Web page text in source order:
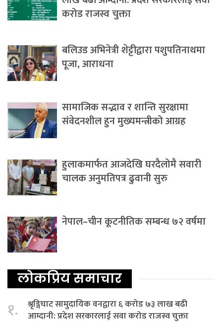
करोड राजस्व चुक्ता
बलिउड अभिनेत्री शेट्टीद्वारा पशुपतिनाथमा
पूजा, आराधना
सामाजिक सद्भाव र शान्ति सुरक्षामा
संवेदनशील हुन मुख्यमन्त्रीको आग्रह
हुलाकमार्फत आजदेखि घरदैलोमै सवारी
चालक अनुमतिपत्र ढुवानी सुरु
नेपाल–चीन कूटनीतिक सम्बन्ध ७२ वर्षमा
लोकप्रिय समाचार
१.
श्रृङ्गिघाट सामुदायिक वनद्वारा ६ करोड ७३ लाख बढी
आम्दानी: प्रदेश सरकारलाई सवा करोड राजस्व चुक्ता